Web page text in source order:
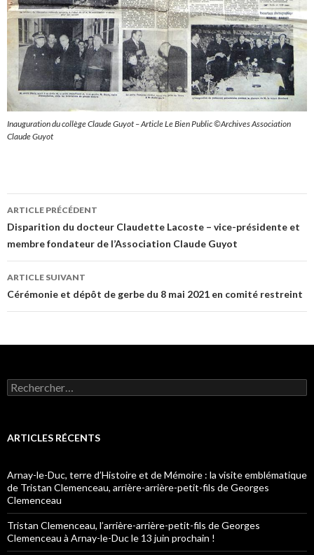
Inauguration du collège Claude Guyot – Article Le Bien Public ©Archives Association
Claude Guyot
Navigation
des
articles
ARTICLE PRÉCÉDENT
Disparition du docteur Claudette Lacoste – vice-présidente et
membre fondateur de l’Association Claude Guyot
ARTICLE SUIVANT
Cérémonie et dépôt de gerbe du 8 mai 2021 en comité restreint
Rechercher :
ARTICLES RÉCENTS
Arnay-le-Duc, terre d’Histoire et de Mémoire : la visite emblématique
de Tristan Clemenceau, arrière-arrière-petit-fils de Georges
Clemenceau
Tristan Clemenceau, l’arrière-arrière-petit-fils de Georges
Clemenceau à Arnay-le-Duc le 13 juin prochain !